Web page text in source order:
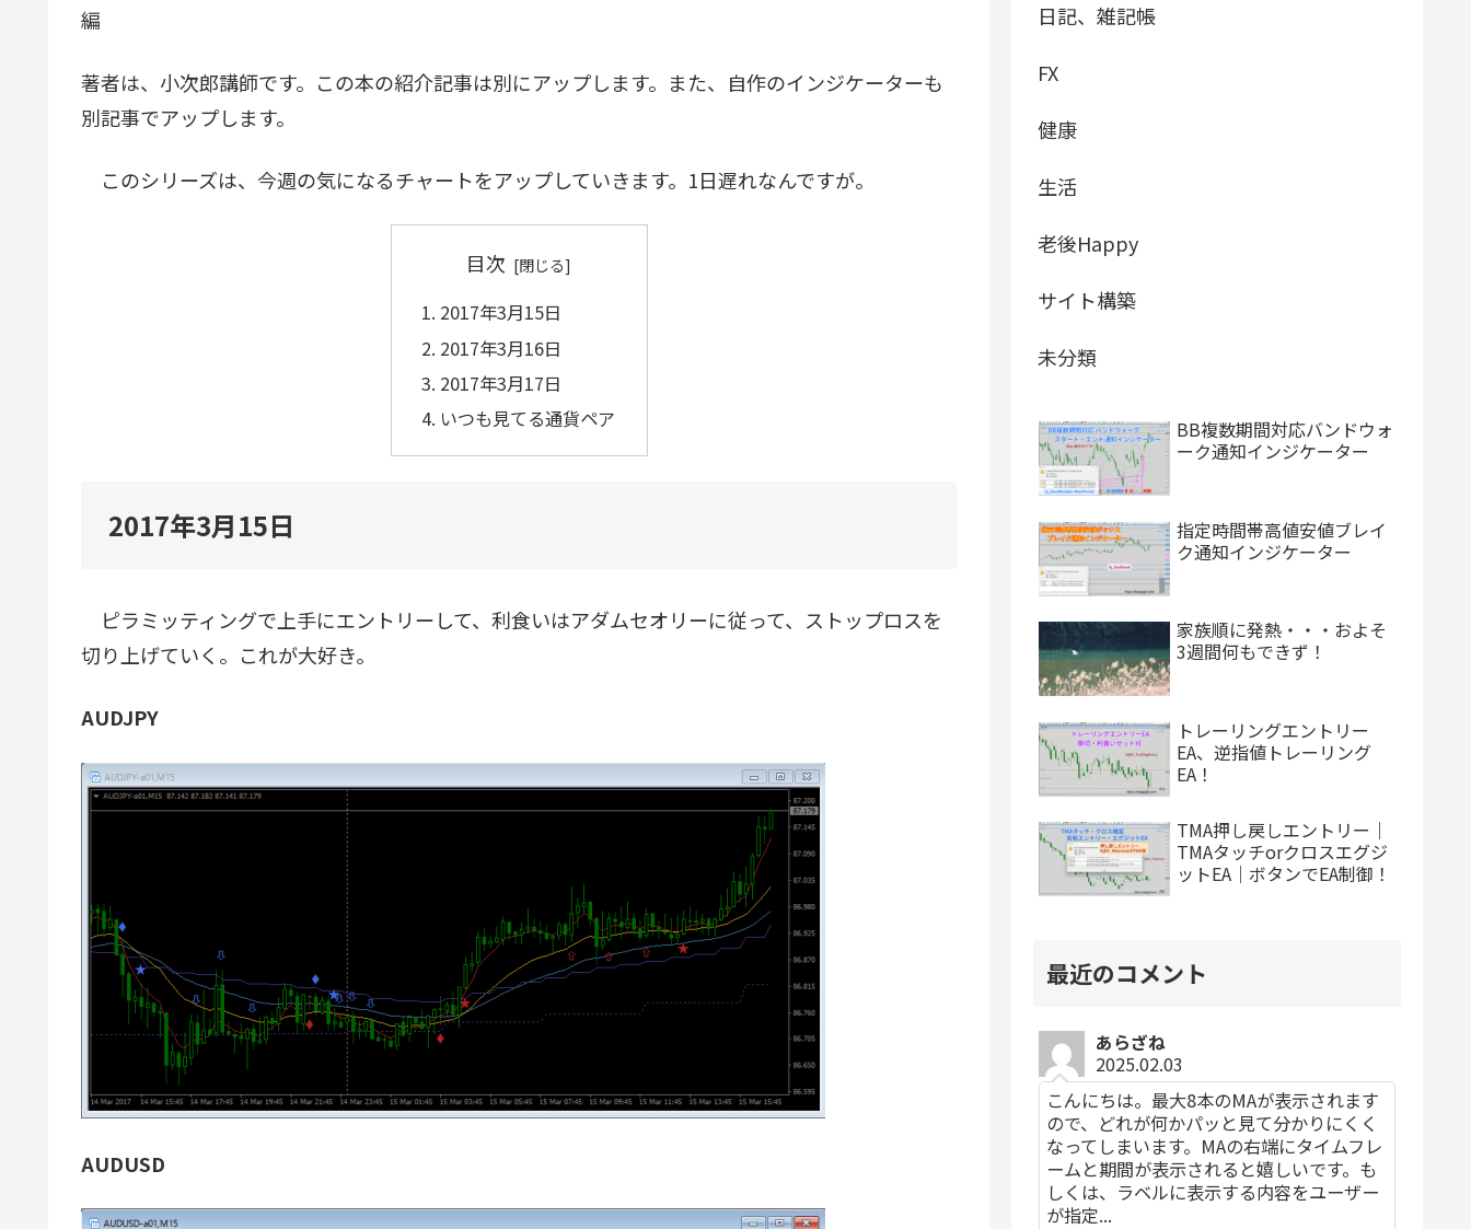
編
著者は、小次郎講師です。この本の紹介記事は別にアップします。また、自作のインジケーターも
別記事でアップします。
このシリーズは、今週の気になるチャートをアップしていきます。1日遅れなんですが。
目次
2017年3月15日
2017年3月16日
2017年3月17日
いつも見てる通貨ペア
2017年3月15日
ピラミッティングで上手にエントリーして、利食いはアダムセオリーに従って、ストップロスを
切り上げていく。これが大好き。
AUDJPY
AUDUSD
日記、雑記帳
FX
健康
生活
老後Happy
サイト構築
未分類
BB複数期間対応バンドウォ
ーク通知インジケーター
指定時間帯高値安値ブレイ
ク通知インジケーター
家族順に発熱・・・およそ
3週間何もできず！
トレーリングエントリー
EA、逆指値トレーリング
EA！
TMA押し戻しエントリー｜
TMAタッチorクロスエグジ
ットEA｜ボタンでEA制御！
最近のコメント
あらざね
2025.02.03
こんにちは。最大8本のMAが表示されます
ので、どれが何かパッと見て分かりにくく
なってしまいます。MAの右端にタイムフレ
ームと期間が表示されると嬉しいです。も
しくは、ラベルに表示する内容をユーザー
が指定...